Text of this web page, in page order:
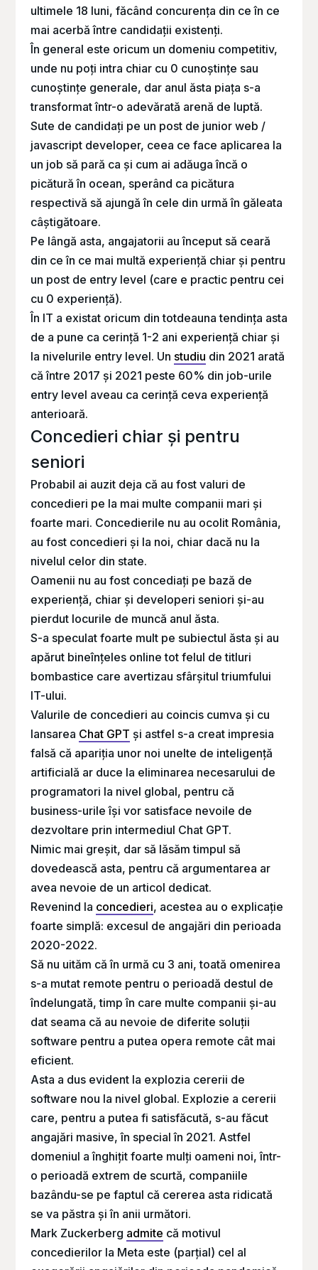
ultimele 18 luni, făcând concurența din ce în ce
mai acerbă între candidații existenți.
În general este oricum un domeniu competitiv,
unde nu poți intra chiar cu 0 cunoștințe sau
cunoștințe generale, dar anul ăsta piața s-a
transformat într-o adevărată arenă de luptă.
Sute de candidați pe un post de junior web /
javascript developer, ceea ce face aplicarea la
un job să pară ca și cum ai adăuga încă o
picătură în ocean, sperând ca picătura
respectivă să ajungă în cele din urmă în găleata
câștigătoare.
Pe lângă asta, angajatorii au început să ceară
din ce în ce mai multă experiență chiar și pentru
un post de entry level (care e practic pentru cei
cu 0 experiență).
În IT a existat oricum din totdeauna tendința asta
de a pune ca cerință 1-2 ani experiență chiar și
la nivelurile entry level. Un studiu din 2021 arată
că între 2017 și 2021 peste 60% din job-urile
entry level aveau ca cerință ceva experiență
anterioară.
Concedieri chiar și pentru
seniori
Probabil ai auzit deja că au fost valuri de
concedieri pe la mai multe companii mari și
foarte mari. Concedierile nu au ocolit România,
au fost concedieri și la noi, chiar dacă nu la
nivelul celor din state.
Oamenii nu au fost concediați pe bază de
experiență, chiar și developeri seniori și-au
pierdut locurile de muncă anul ăsta.
S-a speculat foarte mult pe subiectul ăsta și au
apărut bineînțeles online tot felul de titluri
bombastice care avertizau sfârșitul triumfului
IT-ului.
Valurile de concedieri au coincis cumva și cu
lansarea Chat GPT și astfel s-a creat impresia
falsă că apariția unor noi unelte de inteligență
artificială ar duce la eliminarea necesarului de
programatori la nivel global, pentru că
business-urile își vor satisface nevoile de
dezvoltare prin intermediul Chat GPT.
Nimic mai greșit, dar să lăsăm timpul să
dovedească asta, pentru că argumentarea ar
avea nevoie de un articol dedicat.
Revenind la concedieri, acestea au o explicație
foarte simplă: excesul de angajări din perioada
2020-2022.
Să nu uităm că în urmă cu 3 ani, toată omenirea
s-a mutat remote pentru o perioadă destul de
îndelungată, timp în care multe companii și-au
dat seama că au nevoie de diferite soluții
software pentru a putea opera remote cât mai
eficient.
Asta a dus evident la explozia cererii de
software nou la nivel global. Explozie a cererii
care, pentru a putea fi satisfăcută, s-au făcut
angajări masive, în special în 2021. Astfel
domeniul a înghițit foarte mulți oameni noi, într-
o perioadă extrem de scurtă, companiile
bazându-se pe faptul că cererea asta ridicată
se va păstra și în anii următori.
Mark Zuckerberg admite că motivul
concedierilor la Meta este (parțial) cel al